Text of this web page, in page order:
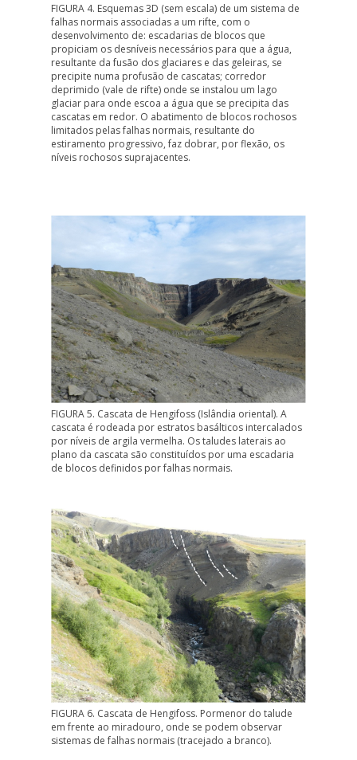
FIGURA 4. Esquemas 3D (sem escala) de um sistema de
falhas normais associadas a um rifte, com o
desenvolvimento de: escadarias de blocos que
propiciam os desníveis necessários para que a água,
resultante da fusão dos glaciares e das geleiras, se
precipite numa profusão de cascatas; corredor
deprimido (vale de rifte) onde se instalou um lago
glaciar para onde escoa a água que se precipita das
cascatas em redor. O abatimento de blocos rochosos
limitados pelas falhas normais, resultante do
estiramento progressivo, faz dobrar, por flexão, os
níveis rochosos suprajacentes.
FIGURA 5. Cascata de Hengifoss (Islândia oriental). A
cascata é rodeada por estratos basálticos intercalados
por níveis de argila vermelha. Os taludes laterais ao
plano da cascata são constituídos por uma escadaria
de blocos definidos por falhas normais.
FIGURA 6. Cascata de Hengifoss. Pormenor do talude
em frente ao miradouro, onde se podem observar
sistemas de falhas normais (tracejado a branco).